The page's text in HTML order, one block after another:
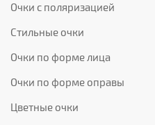
Очки с поляризацией
Стильные очки
Очки по форме лица
Очки по форме оправы
Цветные очки